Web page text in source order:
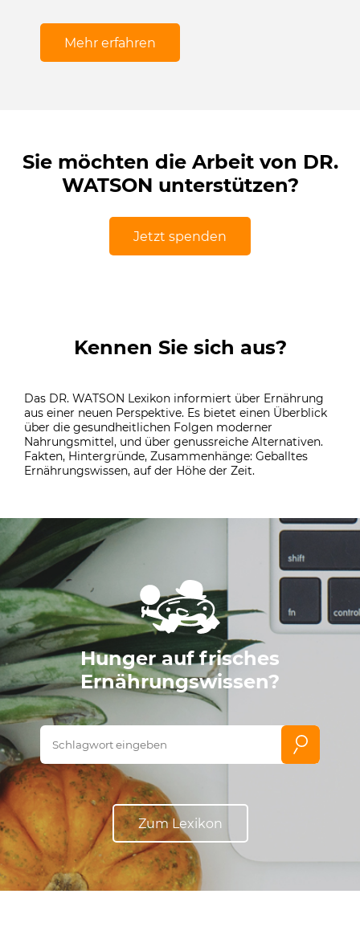
Mehr erfahren
Sie möchten die Arbeit von DR.
WATSON unterstützen?
Jetzt spenden
Kennen Sie sich aus?
Das DR. WATSON Lexikon informiert über Ernährung
aus einer neuen Perspektive. Es bietet einen Überblick
über die gesundheitlichen Folgen moderner
Nahrungsmittel, und über genussreiche Alternativen.
Fakten, Hintergründe, Zusammenhänge: Geballtes
Ernährungswissen, auf der Höhe der Zeit.
Hunger auf frisches
Ernährungswissen?
Zum Lexikon